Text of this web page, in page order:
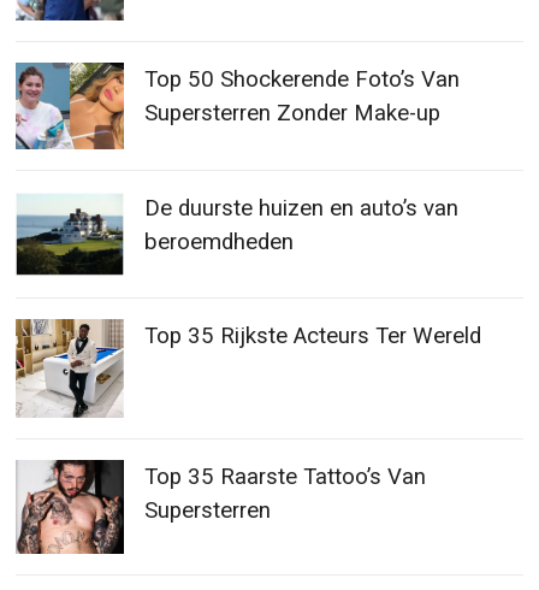
Top 50 Shockerende Foto’s Van
Supersterren Zonder Make-up
De duurste huizen en auto’s van
beroemdheden
Top 35 Rijkste Acteurs Ter Wereld
Top 35 Raarste Tattoo’s Van
Supersterren